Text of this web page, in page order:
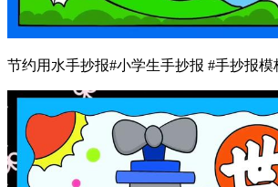
节约用水手抄报#小学生手抄报 #手抄报